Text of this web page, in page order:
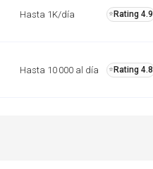
Hasta 1K/día ⭐ Rating 4.9
Hasta 10 000 al día ⭐ Rating 4.8